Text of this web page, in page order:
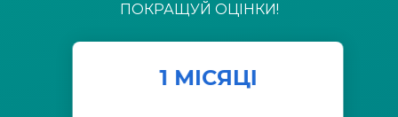
ПОКРАЩУЙ ОЦІНКИ!
1 МІСЯЦІ